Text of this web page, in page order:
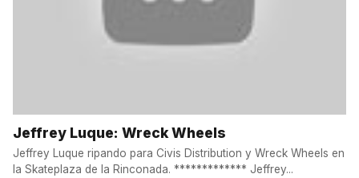
Jeffrey Luque: Wreck Wheels
Jeffrey Luque ripando para Civis Distribution y Wreck Wheels en
la Skateplaza de la Rinconada. ************* Jeffrey...